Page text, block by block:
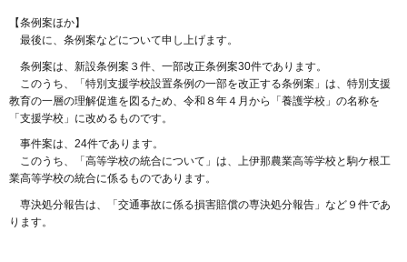
【条例案ほか】
最後に、条例案などについて申し上げます。
条例案は、新設条例案３件、一部改正条例案30件であります。
このうち、「特別支援学校設置条例の一部を改正する条例案」は、特別支援
教育の一層の理解促進を図るため、令和８年４月から「養護学校」の名称を
「支援学校」に改めるものです。
事件案は、24件であります。
このうち、「高等学校の統合について」は、上伊那農業高等学校と駒ケ根工
業高等学校の統合に係るものであります。
専決処分報告は、「交通事故に係る損害賠償の専決処分報告」など９件であ
ります。